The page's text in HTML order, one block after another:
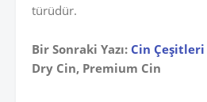
türüdür.
Bir Sonraki Yazı: Cin Çeşitleri
Dry Cin, Premium Cin